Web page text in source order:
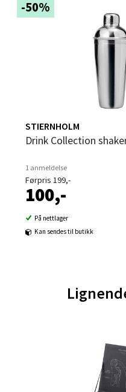
-50%
STIERNHOLM
Drink Collection
1 anmeldelse
Førpris 199,-
100,-
På nettlager
Kan sendes til butikk
Sandvika -
Brodtkorbsgate 7,
Åpent i dag 10-21
0 i butikk
Bergen - Thon
Trondheim -